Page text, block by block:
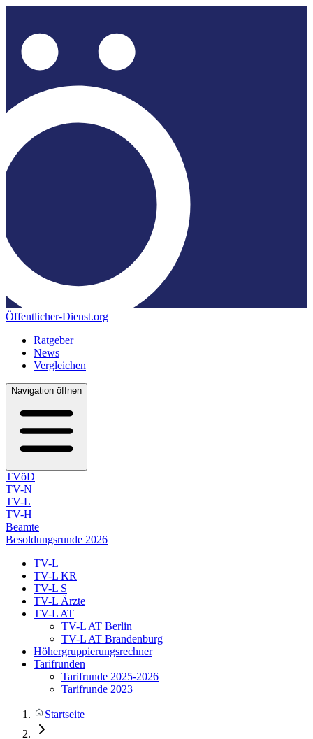
Öffentlicher-Dienst.org
Ratgeber
News
Vergleichen
Navigation öffnen
TVöD
TV-N
TV-L
TV-H
Beamte
Besoldungsrunde 2026
TV-L
TV-L KR
TV-L S
TV-L Ärzte
TV-L AT
TV-L AT Berlin
TV-L AT Brandenburg
Höhergruppierungsrechner
Tarifrunden
Tarifrunde 2025-2026
Tarifrunde 2023
Startseite